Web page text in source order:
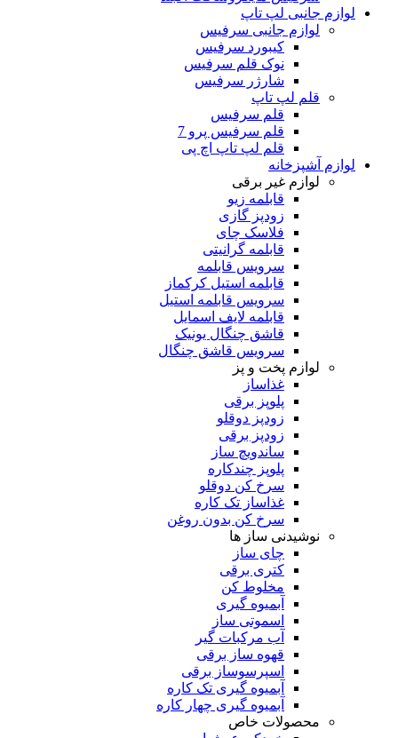
لوازم جانبی لپ تاپ
لوازم جانبی سرفیس
کیبورد سرفیس
نوک قلم سرفیس
شارژر سرفیس
قلم لپ تاپ
قلم سرفیس
قلم سرفیس پرو 7
قلم لپ تاپ اچ پی
لوازم آشپزخانه
لوازم غیر برقی
قابلمه زیو
زودپز گازی
فلاسک چای
قابلمه گرانیتی
سرویس قابلمه
قابلمه استیل کرکماز
سرویس قابلمه استیل
قابلمه لایف اسمایل
قاشق چنگال یونیک
سرویس قاشق چنگال
لوازم پخت و پز
غذاساز
پلوپز برقی
زودپز دوقلو
زودپز برقی
ساندویچ ساز
پلوپز چندکاره
سرخ کن دوقلو
غذاساز تک کاره
سرخ کن بدون روغن
نوشیدنی ساز ها
چای ساز
کتری برقی
مخلوط کن
آبمیوه گیری
اسموتی ساز
آب مرکبات گیر
قهوه ساز برقی
اسپرسوساز برقی
آبمیوه گیری تک کاره
آبمیوه گیری چهار کاره
محصولات خاص